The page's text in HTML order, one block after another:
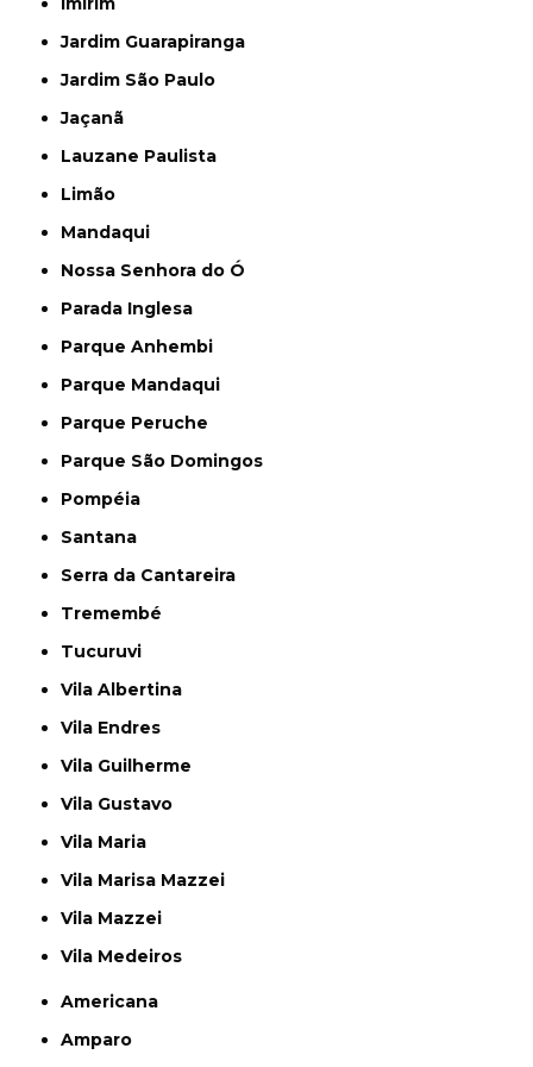
Jardim Guarapiranga
Jardim São Paulo
Jaçanã
Lauzane Paulista
Limão
Mandaqui
Nossa Senhora do Ó
Parada Inglesa
Parque Anhembi
Parque Mandaqui
Parque Peruche
Parque São Domingos
Pompéia
Santana
Serra da Cantareira
Tremembé
Tucuruvi
Vila Albertina
Vila Endres
Vila Guilherme
Vila Gustavo
Vila Maria
Vila Marisa Mazzei
Vila Mazzei
Vila Medeiros
Americana
Amparo